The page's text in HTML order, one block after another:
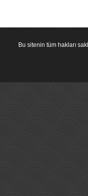
Bu sitenin tüm hakları